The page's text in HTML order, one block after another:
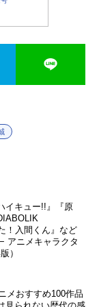
イキュー!!』『原
！入間くん』など
アニメキャラクタ
）
メおすすめ100作品